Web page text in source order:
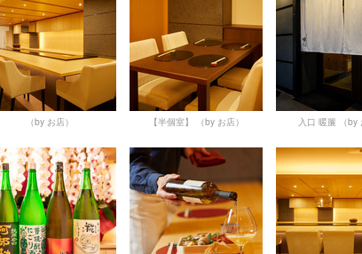
（by お店） 【半個室】 （by お店） 入口 暖簾 （by